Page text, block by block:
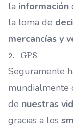
la información
la toma de
mercancías y
2.- GPS
Seguramente
mundialmente
de nuestras
gracias a los